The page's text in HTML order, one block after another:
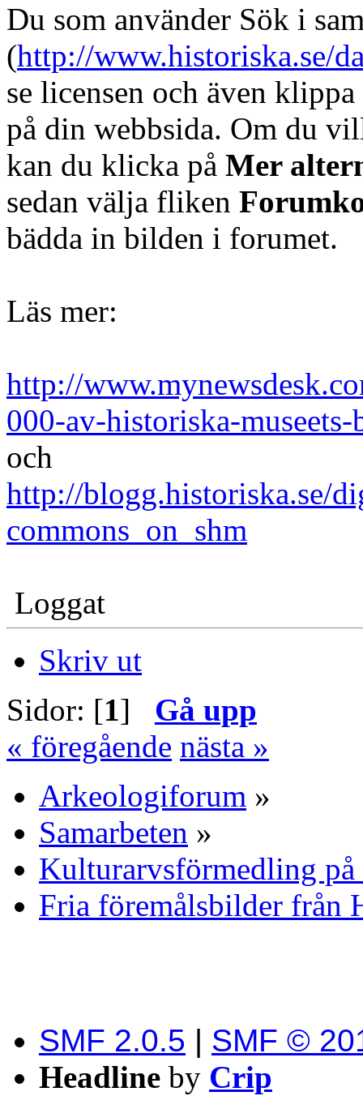
Du som använder Sök i
(http://www.historiska.se/
se licensen och även
på din webbsida. Om du
kan du klicka på Mer
sedan välja fliken
bädda in bilden i forumet.
Läs mer:
http://
000-av-historiska-
och
http://blogg.historiska.se/
commons_on_shm
Loggat
Skriv ut
Sidor: [1] Gå upp
« föregående nästa »
Arkeologiforum »
Samarbeten »
Kulturarvsförmedling på
Fria föremålsbilder från
SMF 2.0.5 | SMF ©
Headline by Crip